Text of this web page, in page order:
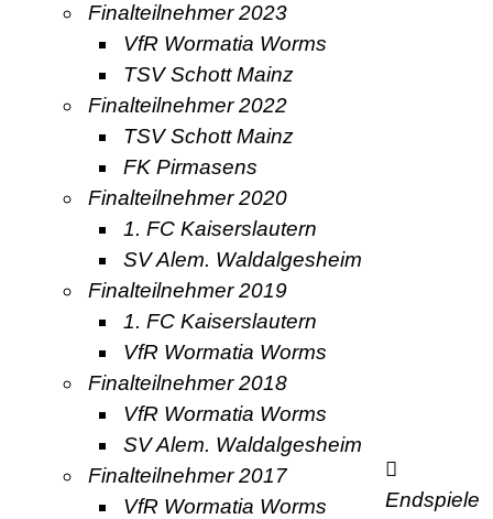
Finalteilnehmer 2023
VfR Wormatia Worms
TSV Schott Mainz
Finalteilnehmer 2022
TSV Schott Mainz
FK Pirmasens
Finalteilnehmer 2020
1. FC Kaiserslautern
SV Alem. Waldalgesheim
Finalteilnehmer 2019
1. FC Kaiserslautern
VfR Wormatia Worms
Finalteilnehmer 2018
VfR Wormatia Worms
SV Alem. Waldalgesheim
Finalteilnehmer 2017
VfR Wormatia Worms
Endspiele